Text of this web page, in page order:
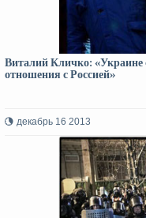
Виталий Кличко: «Украине
отношения с Россией»
декабрь 16 2013